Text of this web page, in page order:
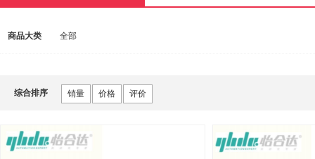
商品大类 全部
综合排序 销量 价格 评价